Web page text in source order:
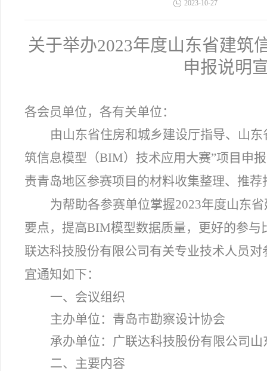
2023-10-27
关于举办2023年度山东省建筑
申报说明
各会员单位，各有关单位：
由山东省住房和城乡建设厅指导、山
筑信息模型（BIM）技术应用大赛”项目申
责青岛地区参赛项目的材料收集整理、推荐
为帮助各参赛单位掌握2023年度山东
要点，提高BIM模型数据质量，更好的参
联达科技股份有限公司有关专业技术人员
宜通知如下：
一、会议组织
主办单位：青岛市勘察设计协会
承办单位：广联达科技股份有限公司山
二、主要内容